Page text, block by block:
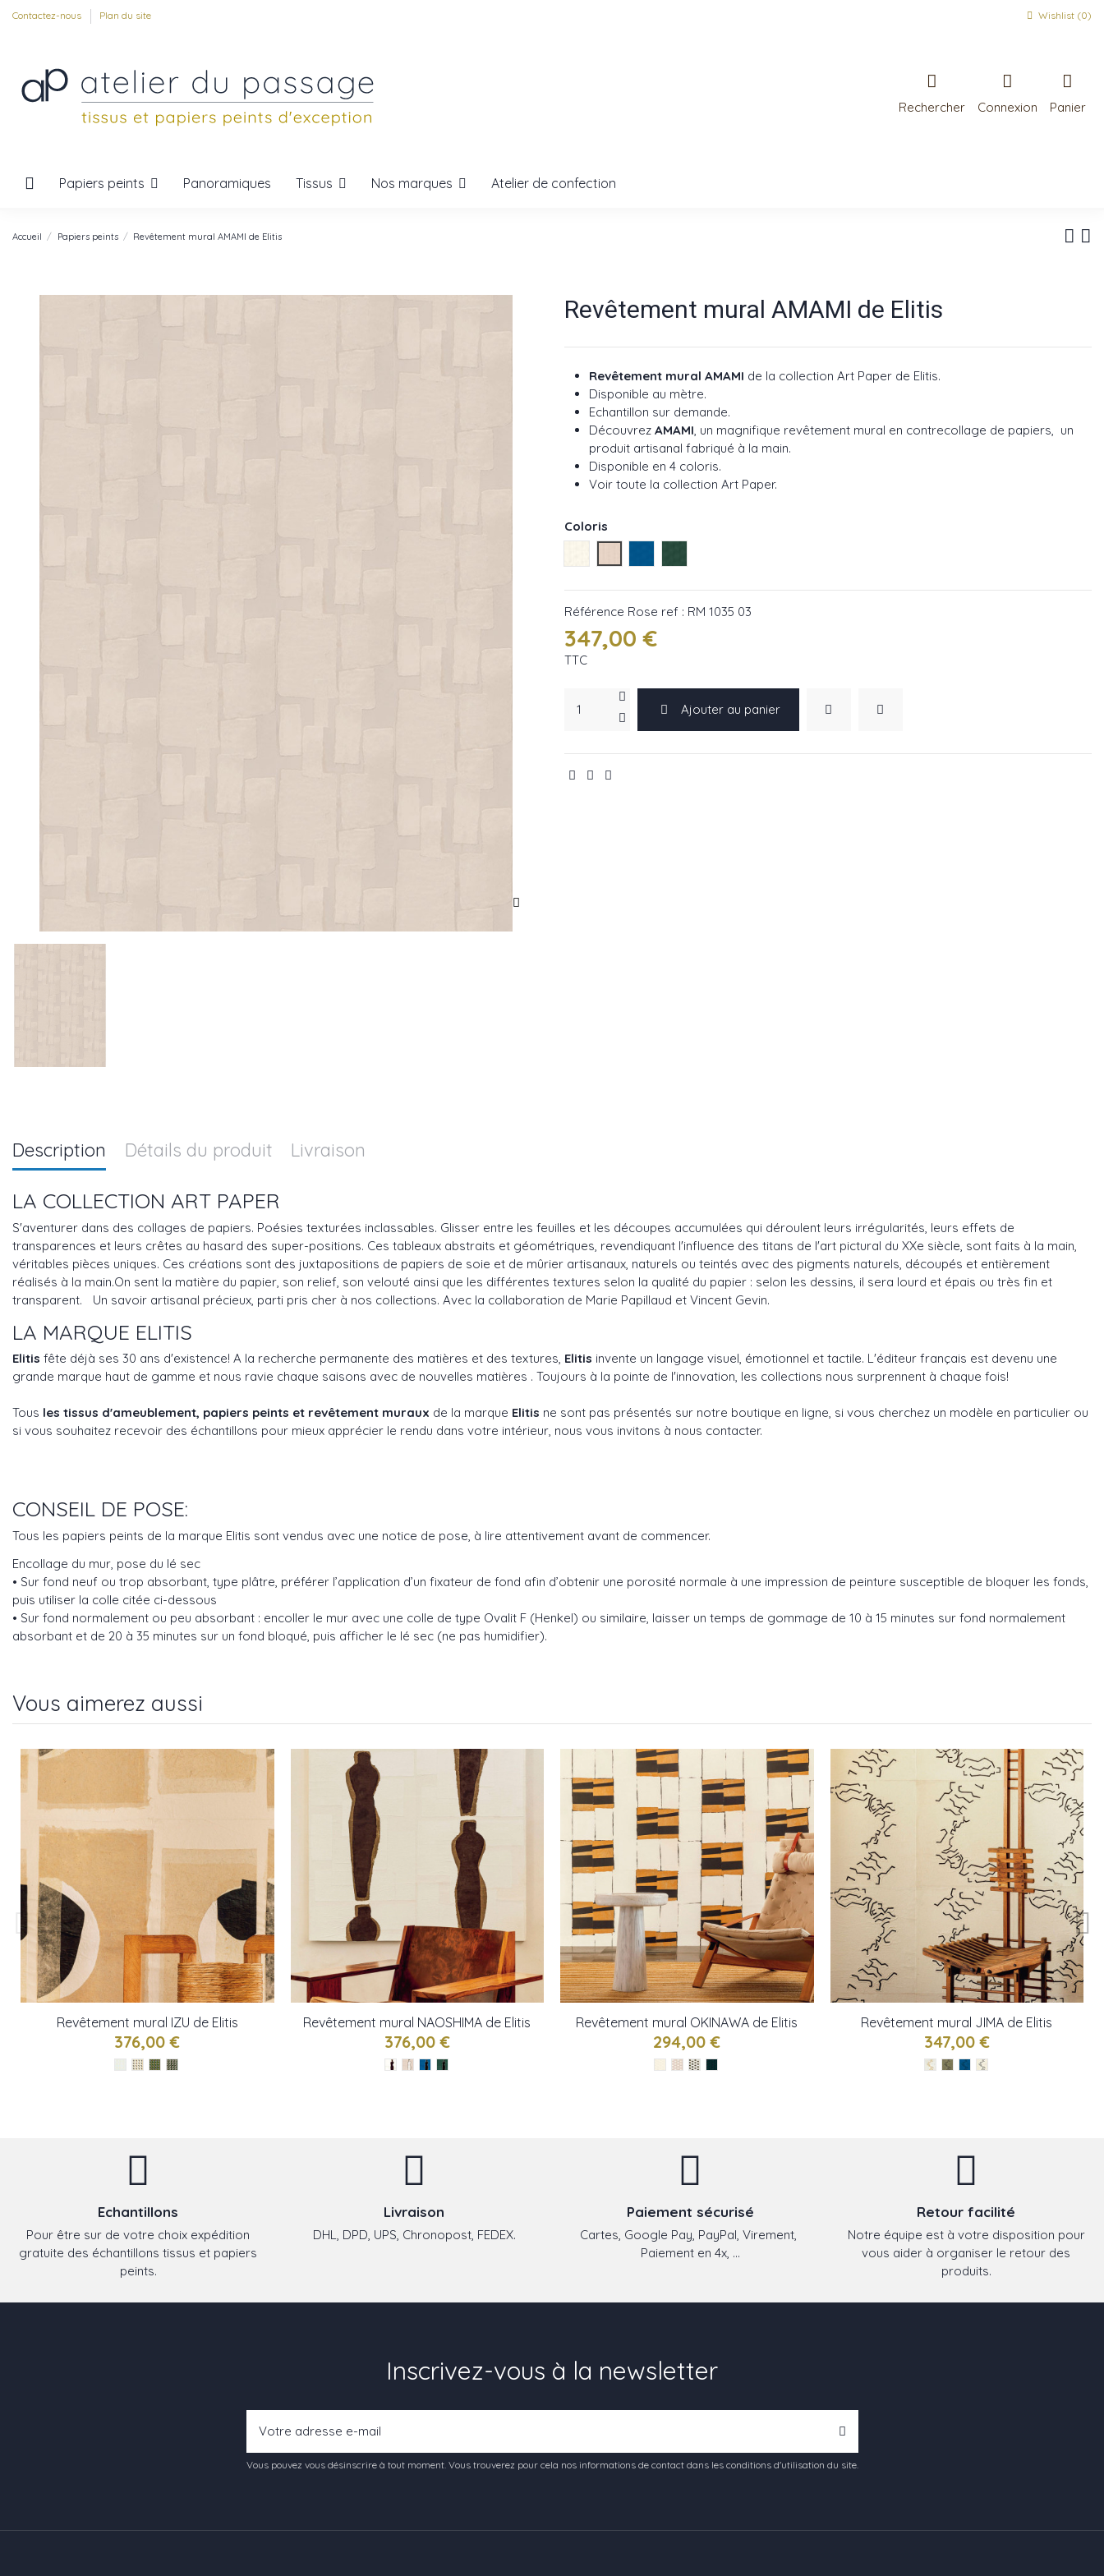
Contactez-nous Plan du site Wishlist (0)
Rechercher Connexion Panier
Papiers peints Panoramiques Tissus Nos marques Atelier de confection
Accueil Papiers peints Revêtement mural AMAMI de Elitis
Revêtement mural AMAMI de Elitis
Revêtement mural AMAMI de la collection Art Paper de Elitis.
Disponible au mètre.
Echantillon sur demande.
Découvrez AMAMI, un magnifique revêtement mural en contrecollage de papiers, un
produit artisanal fabriqué à la main.
Disponible en 4 coloris.
Voir toute la collection Art Paper.
Coloris
Référence Rose ref : RM 1035 03
347,00 €
TTC
Ajouter au panier
Description Détails du produit Livraison
LA COLLECTION ART PAPER
S'aventurer dans des collages de papiers. Poésies texturées inclassables. Glisser entre les feuilles et les découpes accumulées qui déroulent leurs irrégularités, leurs effets de
transparences et leurs crêtes au hasard des super-positions. Ces tableaux abstraits et géométriques, revendiquant l'influence des titans de l'art pictural du XXe siècle, sont faits à la main,
véritables pièces uniques. Ces créations sont des juxtapositions de papiers de soie et de mûrier artisanaux, naturels ou teintés avec des pigments naturels, découpés et entièrement
réalisés à la main.On sent la matière du papier, son relief, son velouté ainsi que les différentes textures selon la qualité du papier : selon les dessins, il sera lourd et épais ou très fin et
transparent. Un savoir artisanal précieux, parti pris cher à nos collections. Avec la collaboration de Marie Papillaud et Vincent Gevin.
LA MARQUE ELITIS
Elitis fête déjà ses 30 ans d'existence! A la recherche permanente des matières et des textures, Elitis invente un langage visuel, émotionnel et tactile. L'éditeur français est devenu une
grande marque haut de gamme et nous ravie chaque saisons avec de nouvelles matières . Toujours à la pointe de l'innovation, les collections nous surprennent à chaque fois!
Tous les tissus d'ameublement, papiers peints et revêtement muraux de la marque Elitis ne sont pas présentés sur notre boutique en ligne, si vous cherchez un modèle en particulier ou
si vous souhaitez recevoir des échantillons pour mieux apprécier le rendu dans votre intérieur, nous vous invitons à nous contacter.
CONSEIL DE POSE:
Tous les papiers peints de la marque Elitis sont vendus avec une notice de pose, à lire attentivement avant de commencer.
Encollage du mur, pose du lé sec
• Sur fond neuf ou trop absorbant, type plâtre, préférer l’application d’un fixateur de fond afin d’obtenir une porosité normale à une impression de peinture susceptible de bloquer les fonds,
puis utiliser la colle citée ci-dessous
• Sur fond normalement ou peu absorbant : encoller le mur avec une colle de type Ovalit F (Henkel) ou similaire, laisser un temps de gommage de 10 à 15 minutes sur fond normalement
absorbant et de 20 à 35 minutes sur un fond bloqué, puis afficher le lé sec (ne pas humidifier).
Vous aimerez aussi
Revêtement mural IZU de Elitis
376,00 €
Revêtement mural NAOSHIMA de Elitis
376,00 €
Revêtement mural OKINAWA de Elitis
294,00 €
Revêtement mural JIMA de Elitis
347,00 €
Echantillons
Pour être sur de votre choix expédition
gratuite des échantillons tissus et papiers
peints.
Livraison
DHL, DPD, UPS, Chronopost, FEDEX.
Paiement sécurisé
Cartes, Google Pay, PayPal, Virement,
Paiement en 4x, ...
Retour facilité
Notre équipe est à votre disposition pour
vous aider à organiser le retour des
produits.
Inscrivez-vous à la newsletter
Vous pouvez vous désinscrire à tout moment. Vous trouverez pour cela nos informations de contact dans les conditions d'utilisation du site.